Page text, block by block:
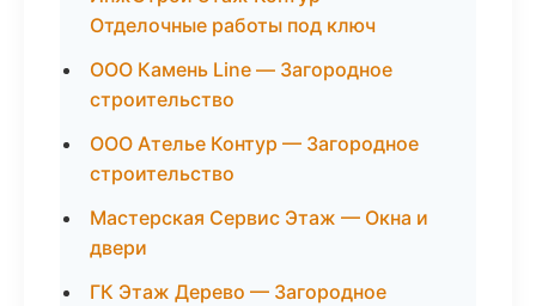
Отделочные работы под ключ
ООО Камень Line — Загородное
строительство
ООО Ателье Контур — Загородное
строительство
Мастерская Сервис Этаж — Окна и
двери
ГК Этаж Дерево — Загородное